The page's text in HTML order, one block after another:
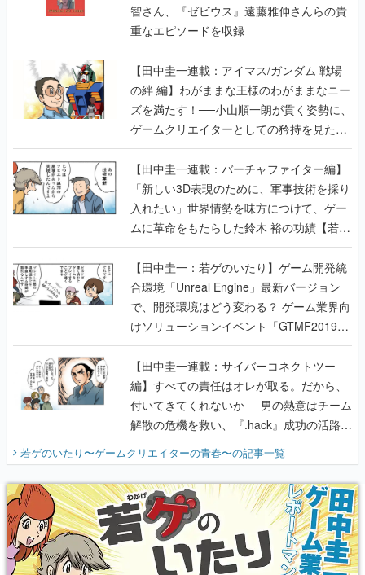
智さん、『ゼビウス』遠藤雅伸さんらの貴
重なエピソードを収録
【田中圭一連載：アイマス/ガンダム 戦場
の絆 編】わがままな王様のわがままなニー
ズを満たす！──小山順一朗が貫く姿勢に、
ゲームクリエイターとしての矜持を見た
【若ゲのいたり最終回】
【田中圭一連載：バーチャファイター編】
「新しい3D表現のために、軍事技術を採り
入れたい」世界情勢を味方につけて、ゲー
ムに革命をもたらした鈴木 裕の功績【若ゲ
のいたり】
【田中圭一：若ゲのいたり】ゲーム開発統
合環境「Unreal Engine」最新バージョン
で、開発環境はどう変わる？ ゲーム業界向
けソリューションイベント「GTMF2019」
に行って、より理解を深めよう【PR】
【田中圭一連載：サイバーコネクトツー
編】すべての責任はオレが取る。だから、
付いてきてくれないか──男の熱意はチーム
解散の危機を救い、『.hack』成功の活路を
『少年ジャンプ』色だった【若ゲのいた
り】
若ゲのいたり〜ゲームクリエイターの青春〜の記事一覧